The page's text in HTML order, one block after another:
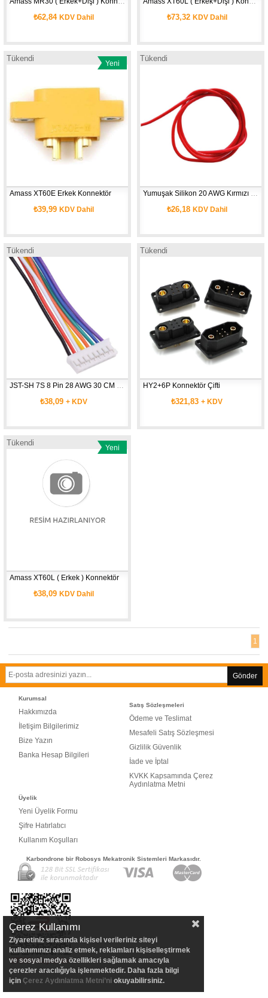
₺62,84 KDV Dahil ₺73,32 KDV Dahil
Tükendi
Amass XT60E Erkek Konnektör
₺39,99 KDV Dahil
Yeni
Tükendi
₺26,18 KDV Dahil
Tükendi
JST-SH 7S 8 Pin 28 AWG 30 CM Kablo
₺38,09 + KDV
Tükendi
HY2+6P Konnektör Çifti
₺321,83+ KDV
Tükendi
Amass XT60L ( Erkek ) Konnektör
₺38,09 KDV Dahil
Yeni
1
Gönder
Kurumsal
Hakkımızda
İletişim Bilgilerimiz
Bize Yazın
Banka Hesap Bilgileri
Satış Sözleşmeleri
Ödeme ve Teslimat
Mesafeli Satış Sözleşmesi
Gizlilik Güvenlik
İade ve İptal
KVKK Kapsamında Çerez
Aydınlatma Metni
Üyelik
Yeni Üyelik Formu
Şifre Hatırlatıcı
Kullanım Koşulları
Karbondrone bir Robosys Mekatronik Sistemleri Markasıdır.
Çerez Kullanımı
Ziyaretiniz sırasında kişisel verileriniz siteyi
kullanımınızı analiz etmek, reklamları kişiselleştirmek
ve sosyal medya özellikleri sağlamak amacıyla
çerezler aracılığıyla işlenmektedir. Daha fazla bilgi
için Çerez Aydınlatma Metni’ni okuyabilirsiniz.